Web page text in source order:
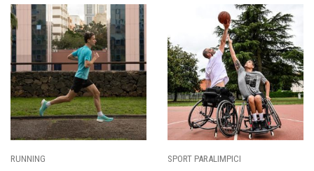
RUNNING SPORT PARALIMPICI